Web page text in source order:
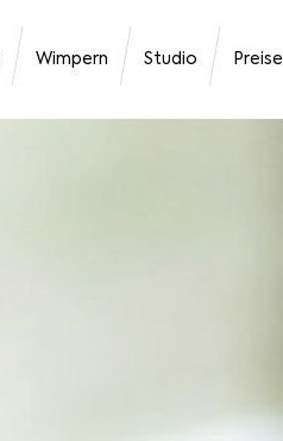
Wimpern Studio Preise